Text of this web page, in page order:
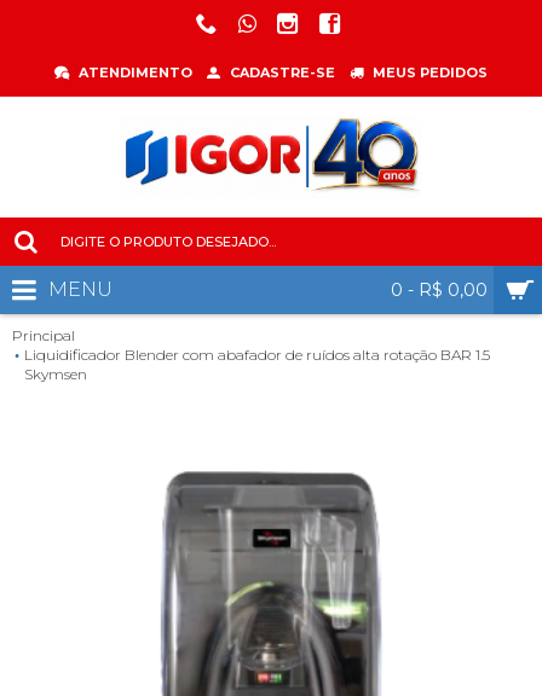
ATENDIMENTO CADASTRE-SE MEUS PEDIDOS
0 - R$ 0,00
MENU
Principal
Liquidificador Blender com abafador de ruídos alta rotação BAR 1.5
Skymsen